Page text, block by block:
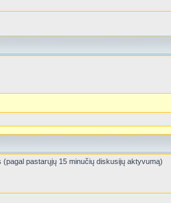
pastarųjų 15 minučių diskusijų aktyvumą)